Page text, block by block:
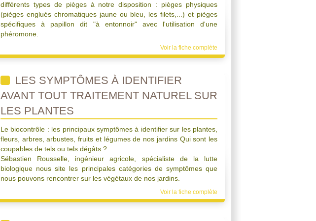
différents types de pièges à notre disposition : pièges physiques
(pièges englués chromatiques jaune ou bleu, les filets,...) et pièges
spécifiques à papillon dit "à entonnoir" avec l'utilisation d'une
phéromone.
Voir la fiche complète
LES SYMPTÔMES À IDENTIFIER
AVANT TOUT TRAITEMENT NATUREL SUR
LES PLANTES
Le biocontrôle : les principaux symptômes à identifier sur les plantes,
fleurs, arbres, arbustes, fruits et légumes de nos jardins Qui sont les
coupables de tels ou tels dégâts ?
Sébastien Rousselle, ingénieur agricole, spécialiste de la lutte
biologique nous site les principales catégories de symptômes que
nous pouvons rencontrer sur les végétaux de nos jardins.
Voir la fiche complète